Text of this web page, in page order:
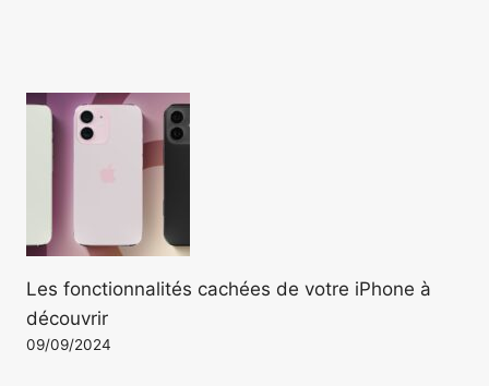
Les fonctionnalités cachées de votre iPhone à
découvrir
09/09/2024